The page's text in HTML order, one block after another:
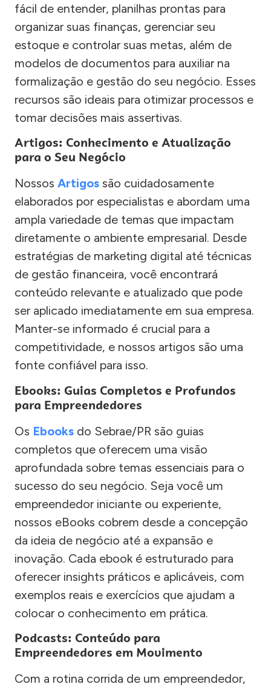
fácil de entender, planilhas prontas para
organizar suas finanças, gerenciar seu
estoque e controlar suas metas, além de
modelos de documentos para auxiliar na
formalização e gestão do seu negócio. Esses
recursos são ideais para otimizar processos e
tomar decisões mais assertivas.
Artigos: Conhecimento e Atualização
para o Seu Negócio
Nossos Artigos são cuidadosamente
elaborados por especialistas e abordam uma
ampla variedade de temas que impactam
diretamente o ambiente empresarial. Desde
estratégias de marketing digital até técnicas
de gestão financeira, você encontrará
conteúdo relevante e atualizado que pode
ser aplicado imediatamente em sua empresa.
Manter-se informado é crucial para a
competitividade, e nossos artigos são uma
fonte confiável para isso.
Ebooks: Guias Completos e Profundos
para Empreendedores
Os Ebooks do Sebrae/PR são guias
completos que oferecem uma visão
aprofundada sobre temas essenciais para o
sucesso do seu negócio. Seja você um
empreendedor iniciante ou experiente,
nossos eBooks cobrem desde a concepção
da ideia de negócio até a expansão e
inovação. Cada ebook é estruturado para
oferecer insights práticos e aplicáveis, com
exemplos reais e exercícios que ajudam a
colocar o conhecimento em prática.
Podcasts: Conteúdo para
Empreendedores em Movimento
Com a rotina corrida de um empreendedor,